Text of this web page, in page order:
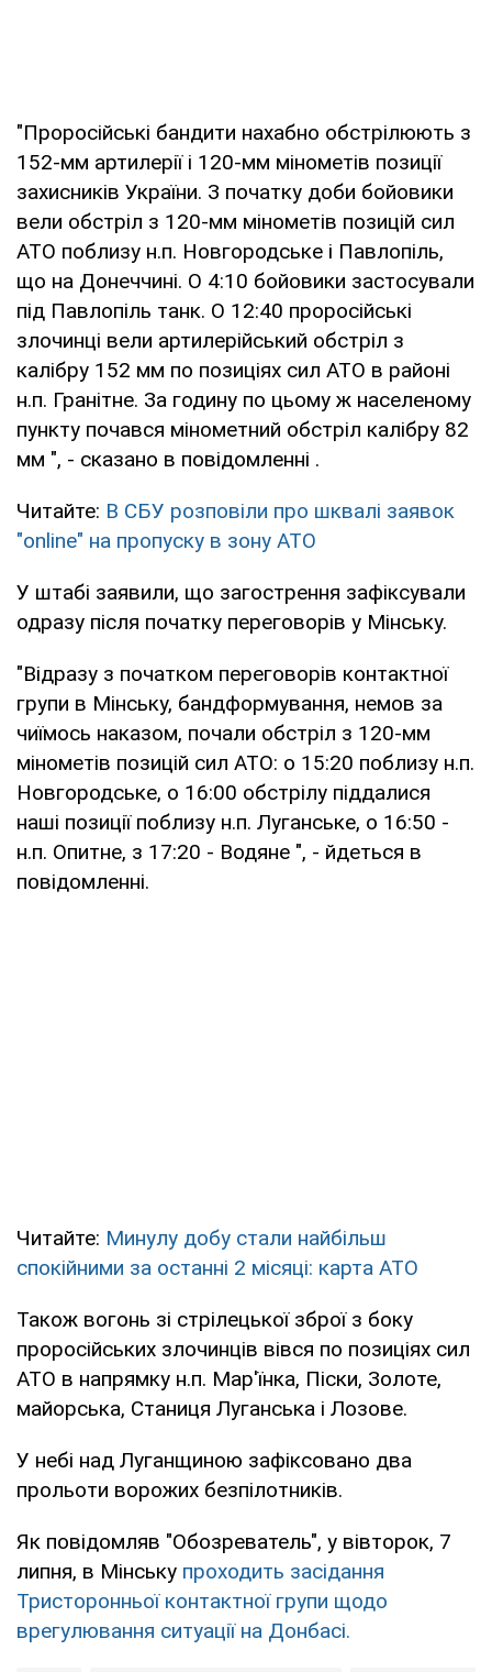
"Проросійські бандити нахабно обстрілюють з
152-мм артилерії і 120-мм мінометів позиції
захисників України. З початку доби бойовики
вели обстріл з 120-мм мінометів позицій сил
АТО поблизу н.п. Новгородське і Павлопіль,
що на Донеччині. О 4:10 бойовики застосували
під Павлопіль танк. О 12:40 проросійські
злочинці вели артилерійський обстріл з
калібру 152 мм по позиціях сил АТО в районі
н.п. Гранітне. За годину по цьому ж населеному
пункту почався мінометний обстріл калібру 82
мм ", - сказано в повідомленні .
Читайте: В СБУ розповіли про шквалі заявок
"online" на пропуску в зону АТО
У штабі заявили, що загострення зафіксували
одразу після початку переговорів у Мінську.
"Відразу з початком переговорів контактної
групи в Мінську, бандформування, немов за
чиїмось наказом, почали обстріл з 120-мм
мінометів позицій сил АТО: о 15:20 поблизу н.п.
Новгородське, о 16:00 обстрілу піддалися
наші позиції поблизу н.п. Луганське, о 16:50 -
н.п. Опитне, з 17:20 - Водяне ", - йдеться в
повідомленні.
Читайте: Минулу добу стали найбільш
спокійними за останні 2 місяці: карта АТО
Також вогонь зі стрілецької зброї з боку
проросійських злочинців вівся по позиціях сил
АТО в напрямку н.п. Мар'їнка, Піски, Золоте,
майорська, Станиця Луганська і Лозове.
У небі над Луганщиною зафіксовано два
прольоти ворожих безпілотників.
Як повідомляв "Обозреватель", у вівторок, 7
липня, в Мінську проходить засідання
Тристоронньої контактної групи щодо
врегулювання ситуації на Донбасі.